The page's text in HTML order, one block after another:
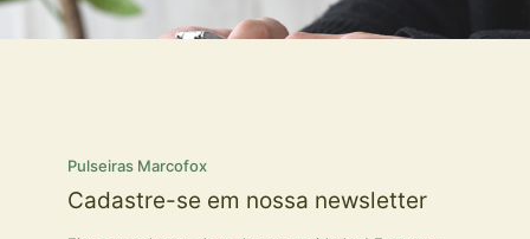
Pulseiras Marcofox
Cadastre-se em nossa newsletter